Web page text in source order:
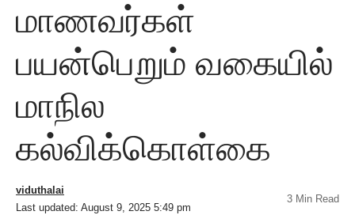
மாணவர்கள்
பயன்பெறும் வகையில்
மாநில
கல்விக்கொள்கை
Last updated: August 9, 2025 5:49 pm
viduthalai
3 Min Read